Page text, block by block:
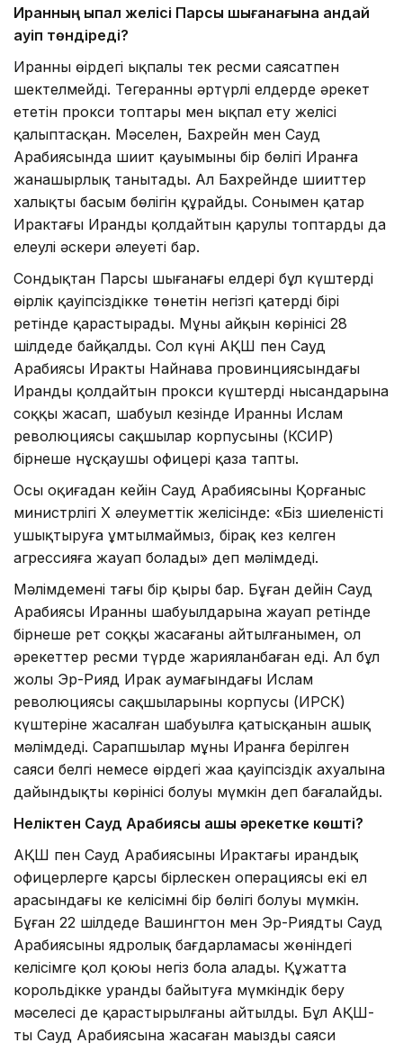
Иранның ықпал желісі Парсы шығанағына қандай
қауіп төндіреді?
Иранның өңірдегі ықпалы тек ресми саясатпен
шектелмейді. Тегеранның әртүрлі елдерде әрекет
ететін прокси топтары мен ықпал ету желісі
қалыптасқан. Мәселен, Бахрейн мен Сауд
Арабиясында шиит қауымының бір бөлігі Иранға
жанашырлық танытады. Ал Бахрейнде шииттер
халықтың басым бөлігін құрайды. Сонымен қатар
Ирактағы Иранды қолдайтын қарулы топтардың да
елеулі әскери әлеуеті бар.
Сондықтан Парсы шығанағы елдері бұл күштерді
өңірлік қауіпсіздікке төнетін негізгі қатердің бірі
ретінде қарастырады. Мұның айқын көрінісі 28
шілдеде байқалды. Сол күні АҚШ пен Сауд
Арабиясы Ирактың Найнава провинциясындағы
Иранды қолдайтын прокси күштердің нысандарына
соққы жасап, шабуыл кезінде Иранның Ислам
революциясы сақшылар корпусының (КСИР)
бірнеше нұсқаушы офицері қаза тапты.
Осы оқиғадан кейін Сауд Арабиясының Қорғаныс
министрлігі X әлеуметтік желісінде: «Біз шиеленісті
ушықтыруға ұмтылмаймыз, бірақ кез келген
агрессияға жауап болады» деп мәлімдеді.
Мәлімдеменің тағы бір қыры бар. Бұған дейін Сауд
Арабиясы Иранның шабуылдарына жауап ретінде
бірнеше рет соққы жасағаны айтылғанымен, ол
әрекеттер ресми түрде жарияланбаған еді. Ал бұл
жолы Эр-Рияд Ирак аумағындағы Ислам
революциясы сақшыларының корпусы (ИРСК)
күштеріне жасалған шабуылға қатысқанын ашық
мәлімдеді. Сарапшылар мұны Иранға берілген
саяси белгі немесе өңірдегі жаңа қауіпсіздік ахуалына
дайындықтың көрінісі болуы мүмкін деп бағалайды.
Неліктен Сауд Арабиясы ашық әрекетке көшті?
АҚШ пен Сауд Арабиясының Ирактағы ирандық
офицерлерге қарсы бірлескен операциясы екі ел
арасындағы кең келісімнің бір бөлігі болуы мүмкін.
Бұған 22 шілдеде Вашингтон мен Эр-Риядтың Сауд
Арабиясының ядролық бағдарламасы жөніндегі
келісімге қол қоюы негіз бола алады. Құжатта
корольдікке уранды байытуға мүмкіндік беру
мәселесі де қарастырылғаны айтылды. Бұл АҚШ-
тың Сауд Арабиясына жасаған маңызды саяси